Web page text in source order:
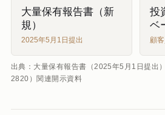
大量保有報告書（新
規）
2025年5月1日提出
投
ベ
顧
出典：大量保有報告書（2025年5月1日提出
2820）関連開示資料